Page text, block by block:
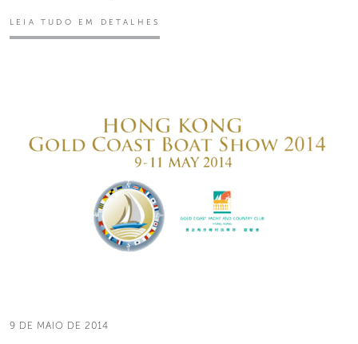
LEIA TUDO EM DETALHES
9 DE MAIO DE 2014